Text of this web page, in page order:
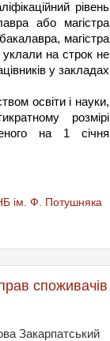
рівень
або
магістра
бакалавра, магістра
на строк не
у закладах
освіти і науки,
розмірі
на 1 січня
ім. Ф. Потушняка
споживачів
Закарпатський